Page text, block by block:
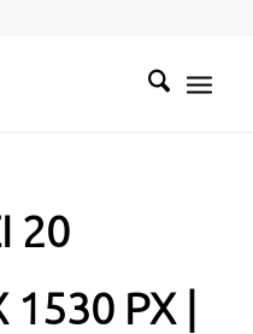
20
PX |